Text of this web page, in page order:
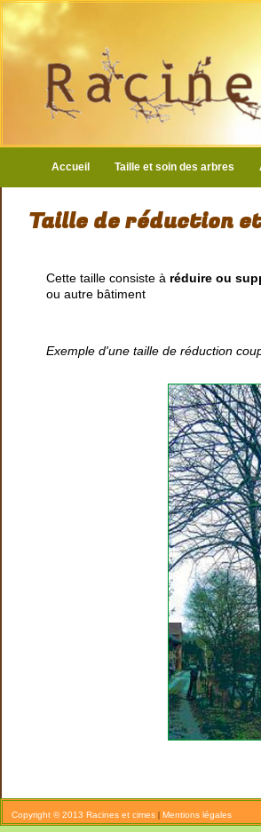
Accueil Taille et soin des arbres
Taille de réduction
Cette taille consiste à réduire ou
ou autre bâtiment
Exemple d'une taille de réduction
Copyright © 2013 Racines et cimes | Mentions légales